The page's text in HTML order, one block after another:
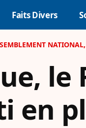
Faits Divers
le
en